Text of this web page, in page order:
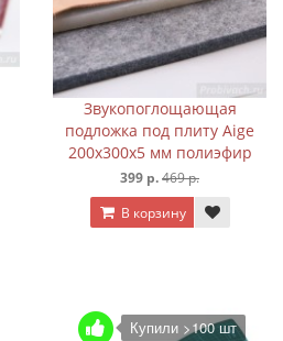
Звукопоглощающая
подложка под плиту Aige
200х300х5 мм полиэфир
399 р.469 р.
В корзину
Купили >100 шт